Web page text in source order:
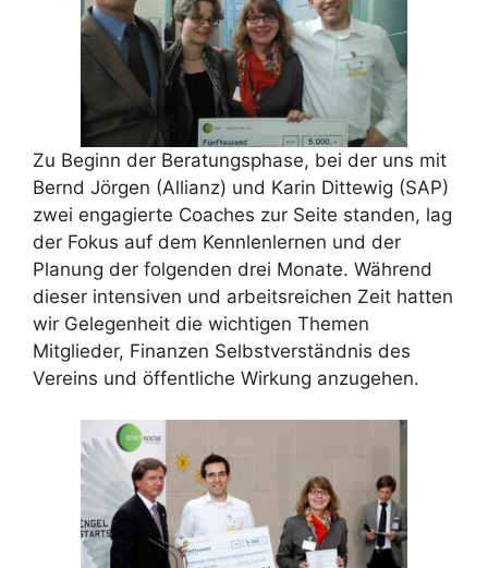
Zu Beginn der Beratungsphase, bei der uns mit
Bernd Jörgen (Allianz) und Karin Dittewig (SAP)
zwei engagierte Coaches zur Seite standen, lag
der Fokus auf dem Kennlenlernen und der
Planung der folgenden drei Monate. Während
dieser intensiven und arbeitsreichen Zeit hatten
wir Gelegenheit die wichtigen Themen
Mitglieder, Finanzen Selbstverständnis des
Vereins und öffentliche Wirkung anzugehen.